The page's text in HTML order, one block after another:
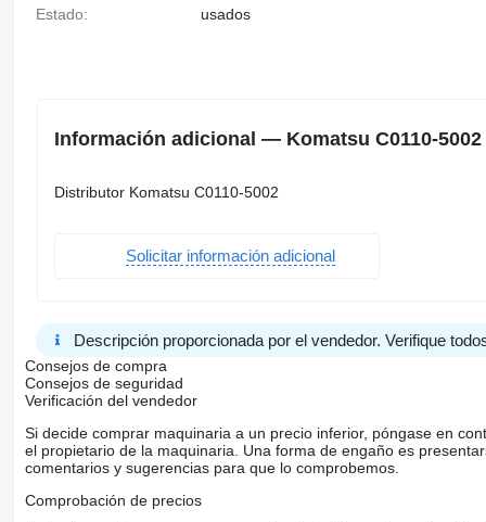
Estado: usados
Información adicional — Komatsu C0110-
Distributor Komatsu C0110-5002
Solicitar información adicional
Descripción proporcionada por el vendedor. Verifique
Consejos de compra
Consejos de seguridad
Verificación del vendedor
Si decide comprar maquinaria a un precio inferior, póngase en
el propietario de la maquinaria. Una forma de engaño es
comentarios y sugerencias para que lo comprobemos.
Comprobación de precios